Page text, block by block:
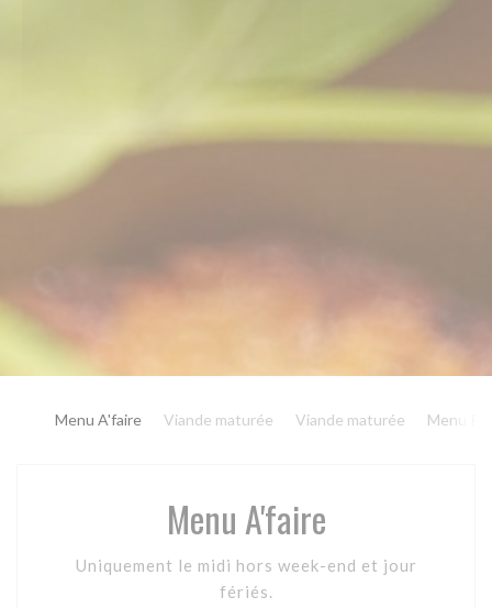
Menu A'faire Viande maturée Viande maturée Menu
Menu A'faire
Uniquement le midi hors week-end et jour
fériés.